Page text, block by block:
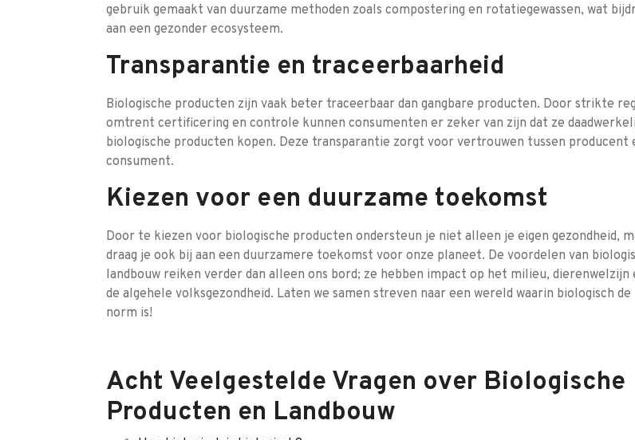
gebruik gemaakt van duurzame methoden zoals compostering en rotatiegewassen, wat
aan een gezonder ecosysteem.
Transparantie en traceerbaarheid
Biologische producten zijn vaak beter traceerbaar dan gangbare producten. Door strikte
omtrent certificering en controle kunnen consumenten er zeker van zijn dat ze
biologische producten kopen. Deze transparantie zorgt voor vertrouwen tussen producent
consument.
Kiezen voor een duurzame toekomst
Door te kiezen voor biologische producten ondersteun je niet alleen je eigen gezondheid,
draag je ook bij aan een duurzamere toekomst voor onze planeet. De voordelen van
landbouw reiken verder dan alleen ons bord; ze hebben impact op het milieu, dierenwelzijn
de algehele volksgezondheid. Laten we samen streven naar een wereld waarin biologisch de
norm is!
Acht Veelgestelde Vragen over Biologische
Producten en Landbouw